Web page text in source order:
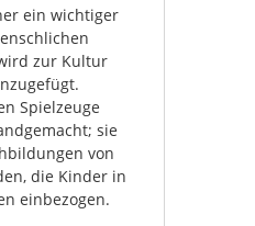
ein wichtiger
zur Kultur
Spielzeuge
sie
von
die Kinder in
einbezogen.